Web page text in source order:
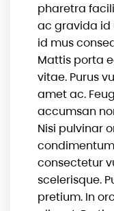
pharetra
ac gravida id
id mus
Mattis porta
vitae. Purus
amet ac.
accumsan
Nisi pulvinar
consectetur
scelerisque.
pretium. In